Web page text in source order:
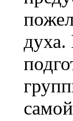
духа.